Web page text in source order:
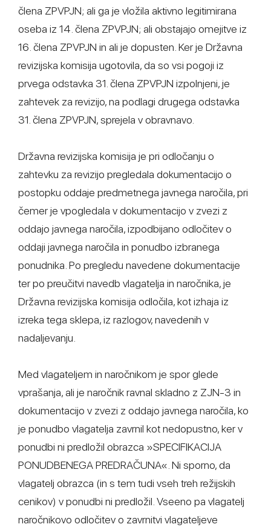
člena ZPVPJN; ali ga je vložila aktivno legitimirana
oseba iz 14. člena ZPVPJN; ali obstajajo omejitve iz
16. člena ZPVPJN in ali je dopusten. Ker je Državna
revizijska komisija ugotovila, da so vsi pogoji iz
prvega odstavka 31. člena ZPVPJN izpolnjeni, je
zahtevek za revizijo, na podlagi drugega odstavka
31. člena ZPVPJN, sprejela v obravnavo.
Državna revizijska komisija je pri odločanju o
zahtevku za revizijo pregledala dokumentacijo o
postopku oddaje predmetnega javnega naročila, pri
čemer je vpogledala v dokumentacijo v zvezi z
oddajo javnega naročila, izpodbijano odločitev o
oddaji javnega naročila in ponudbo izbranega
ponudnika. Po pregledu navedene dokumentacije
ter po preučitvi navedb vlagatelja in naročnika, je
Državna revizijska komisija odločila, kot izhaja iz
izreka tega sklepa, iz razlogov, navedenih v
nadaljevanju.
Med vlagateljem in naročnikom je spor glede
vprašanja, ali je naročnik ravnal skladno z ZJN-3 in
dokumentacijo v zvezi z oddajo javnega naročila, ko
je ponudbo vlagatelja zavrnil kot nedopustno, ker v
ponudbi ni predložil obrazca »SPECIFIKACIJA
PONUDBENEGA PREDRAČUNA«. Ni sporno, da
vlagatelj obrazca (in s tem tudi vseh treh režijskih
cenikov) v ponudbi ni predložil. Vseeno pa vlagatelj
naročnikovo odločitev o zavrnitvi vlagateljeve